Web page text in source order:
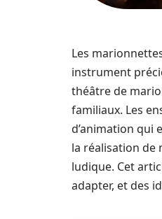
Les
instrument
théâtre de
familiaux. Les
d’animation qui
la réalisation de
ludique. Cet
adapter, et des